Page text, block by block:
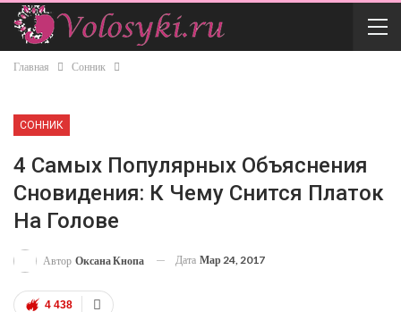
Главная Сонник
СОННИК
4 Самых Популярных Объяснения
Сновидения: К Чему Снится Платок
На Голове
Автор Оксана Кнопа Дата Мар 24, 2017
4 438